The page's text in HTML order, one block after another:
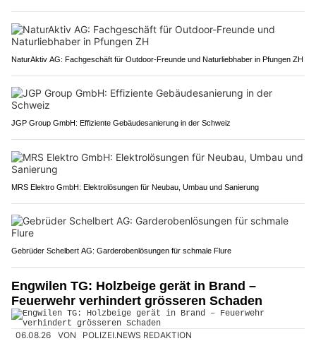
NaturAktiv AG: Fachgeschäft für Outdoor-Freunde und Naturliebhaber in Pfungen ZH
JGP Group GmbH: Effiziente Gebäudesanierung in der Schweiz
MRS Elektro GmbH: Elektrolösungen für Neubau, Umbau und Sanierung
Gebrüder Schelbert AG: Garderobenlösungen für schmale Flure
Engwilen TG: Holzbeige gerät in Brand –
Feuerwehr verhindert grösseren Schaden
06.08.26 VON POLIZEI.NEWS REDAKTION